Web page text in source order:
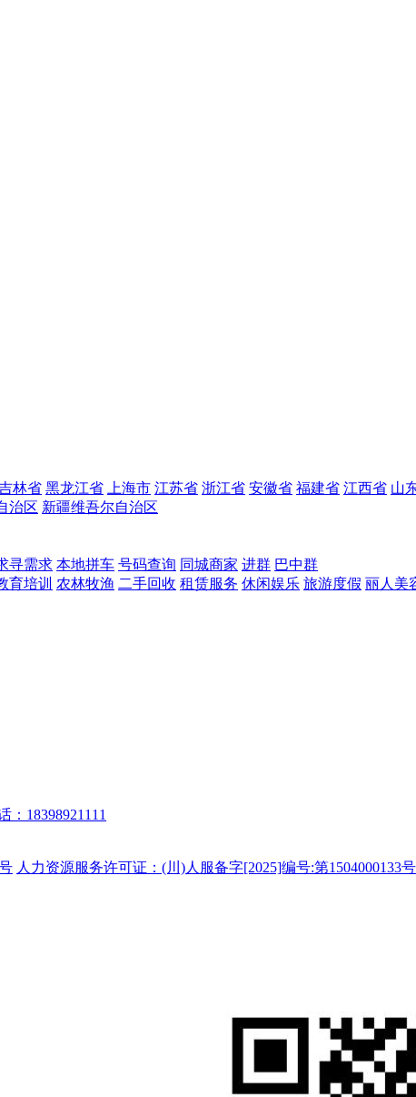
林省 黑龙江省 上海市 江苏省 浙江省 安徽省 福建省 江西省 山
治区 新疆维吾尔自治区
寻需求 本地拼车 号码查询 同城商家 进群 巴中群
育培训 农林牧渔 二手回收 租赁服务 休闲娱乐 旅游度假 丽人美
：18398921111
人力资源服务许可证：(川)人服备字[2025]编号:第1504000133号